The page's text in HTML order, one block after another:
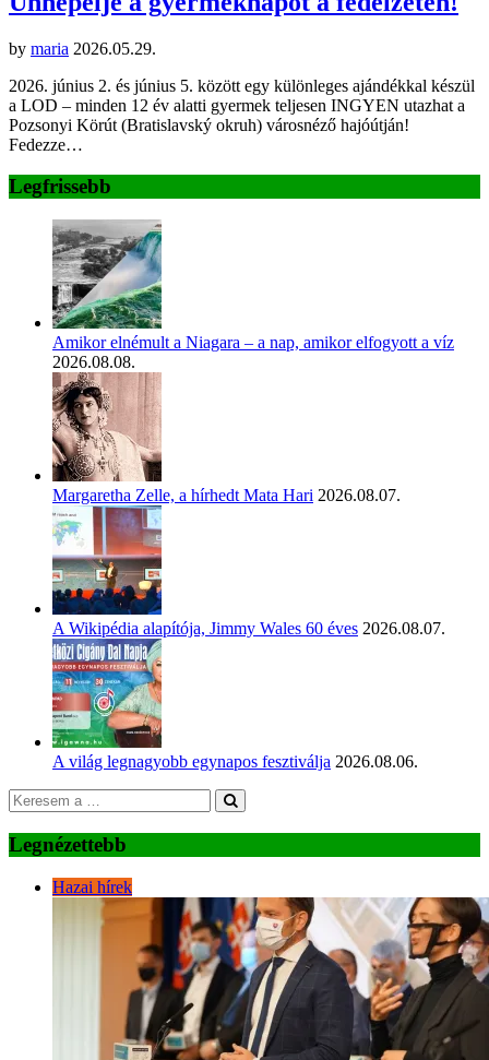
by maria 2026.05.29.
2026. június 2. és június 5. között egy különleges ajándékkal készül
a LOD – minden 12 év alatti gyermek teljesen INGYEN utazhat a
Pozsonyi Körút (Bratislavský okruh) városnéző hajóútján!
Fedezze…
Legfrissebb
Amikor elnémult a Niagara – a nap, amikor elfogyott a víz
2026.08.08.
Margaretha Zelle, a hírhedt Mata Hari 2026.08.07.
A Wikipédia alapítója, Jimmy Wales 60 éves 2026.08.07.
A világ legnagyobb egynapos fesztiválja 2026.08.06.
Legnézettebb
Hazai hírek